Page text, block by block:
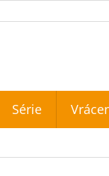
Série